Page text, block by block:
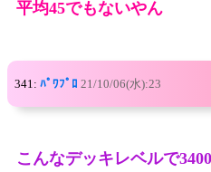
平均45でもないやん
341: ﾊﾟﾜﾌﾟﾛ 21/10/06(水):23
こんなデッキレベルで